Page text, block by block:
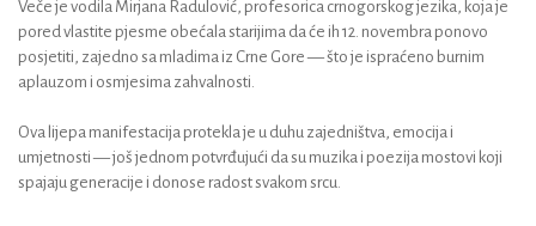
Veče je vodila Mirjana Radulović, profesorica crnogorskog jezika, koja je
pored vlastite pjesme obećala starijima da će ih 12. novembra ponovo
posjetiti, zajedno sa mladima iz Crne Gore — što je ispraćeno burnim
aplauzom i osmjesima zahvalnosti.
Ova lijepa manifestacija protekla je u duhu zajedništva, emocija i
umjetnosti — još jednom potvrđujući da su muzika i poezija mostovi koji
spajaju generacije i donose radost svakom srcu.